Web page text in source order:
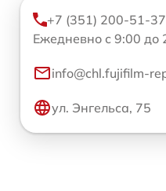
+7 (351) 200-51-37
Ежедневно с 9:00 до
info@chl.fujifilm-
ул. Энгельса, 75